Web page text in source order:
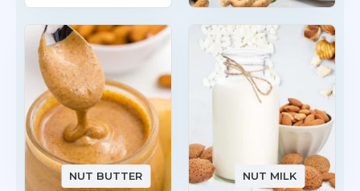
NUT BUTTER NUT MILK